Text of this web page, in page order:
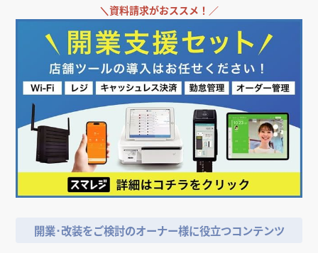
＼資料請求がおススメ！／
開業･改装をご検討のオーナー様に役立つコンテンツ